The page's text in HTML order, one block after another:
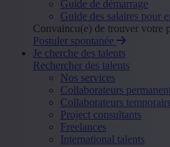
Guide de démarrage
Guide des salaires pour
Convaincu(e) de trouver votre
Postuler spontanée
Je cherche des talents
Rechercher des talents
Nos services
Collaborateurs
Collaborateurs
Project consultants
Freelances
International talents